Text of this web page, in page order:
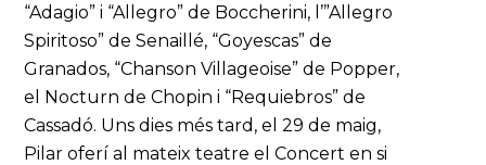
“Adagio” i “Allegro” de Boccherini, l’”Allegro
Spiritoso” de Senaillé, “Goyescas” de
Granados, “Chanson Villageoise” de Popper,
el Nocturn de Chopin i “Requiebros” de
Cassadó. Uns dies més tard, el 29 de maig,
Pilar oferí al mateix teatre el Concert en si